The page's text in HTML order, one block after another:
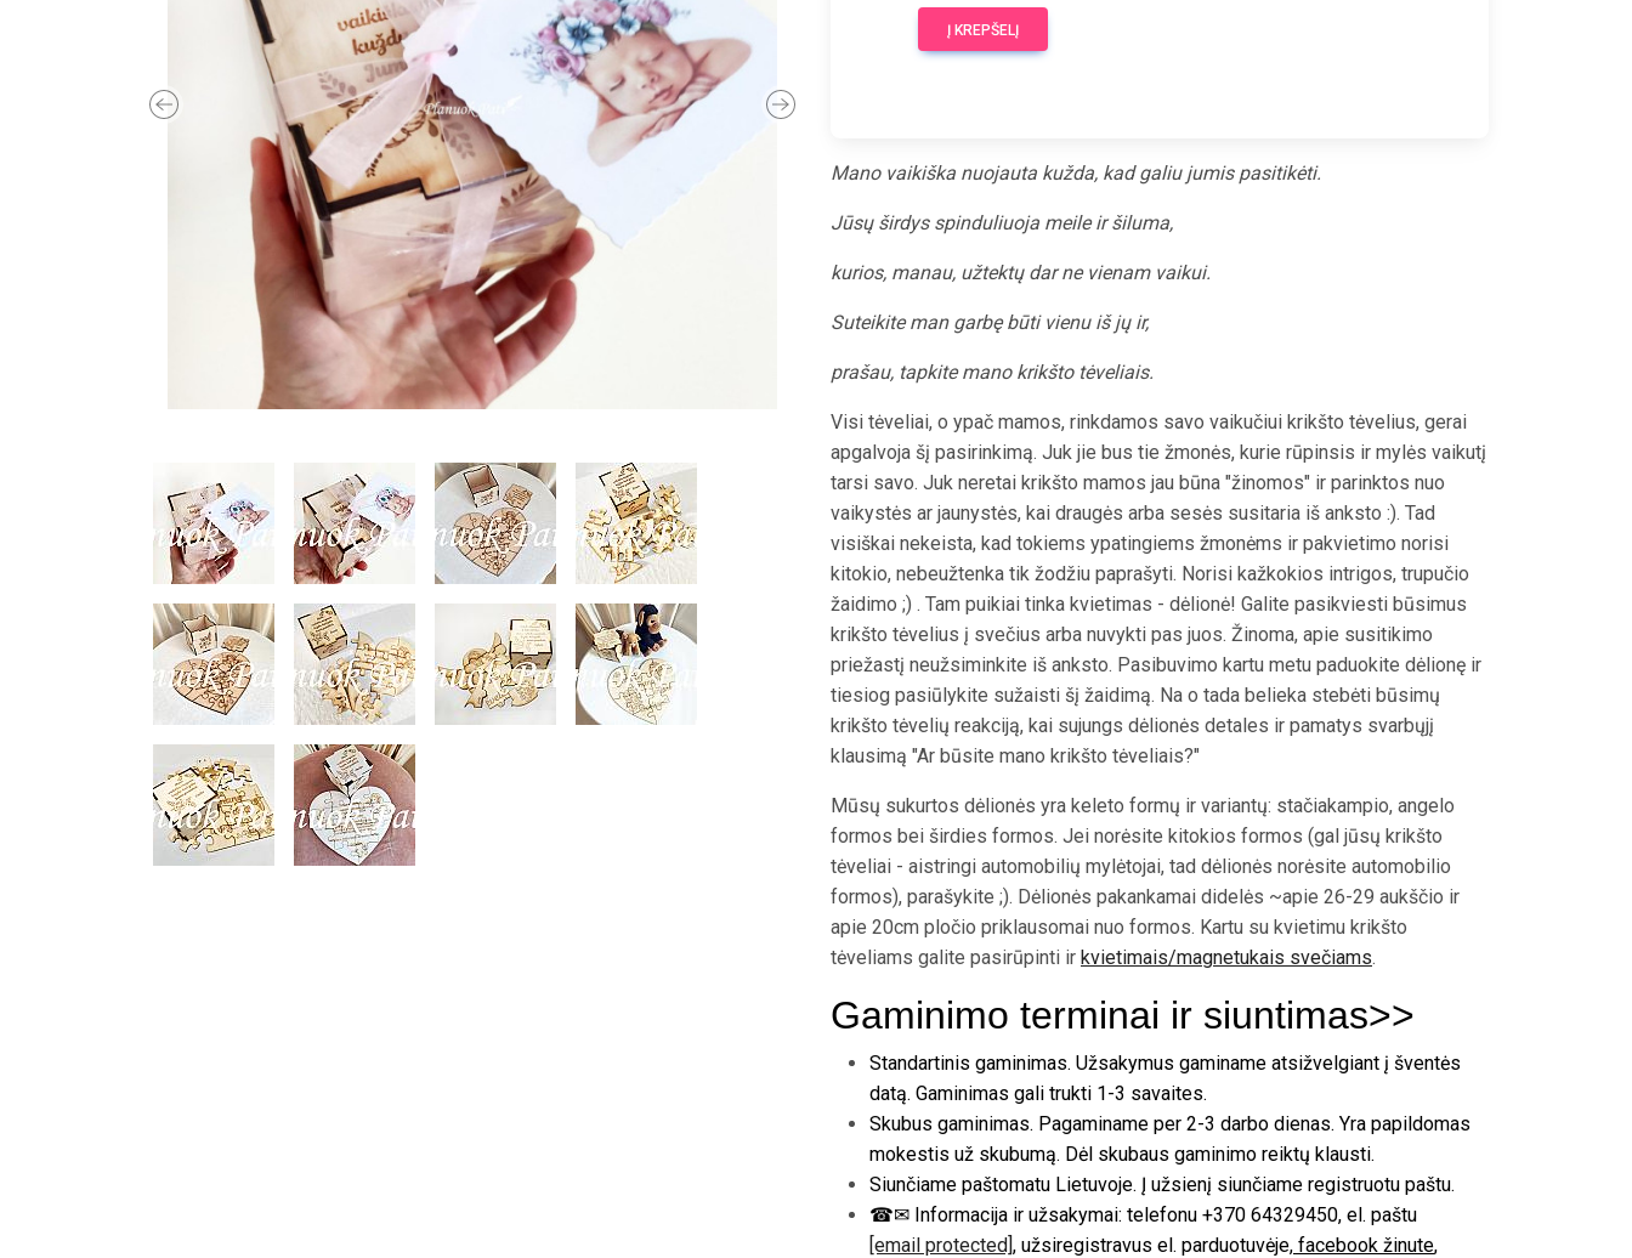
Previous Next
Į KREPŠELĮ
Mano vaikiška nuojauta kužda, kad galiu jumis pasitikėti.
Jūsų širdys spinduliuoja meile ir šiluma,
kurios, manau, užtektų dar ne vienam vaikui.
Suteikite man garbę būti vienu iš jų ir,
prašau, tapkite mano krikšto tėveliais.
Visi tėveliai, o ypač mamos, rinkdamos savo vaikučiui krikšto tėvelius, gerai
apgalvoja šį pasirinkimą. Juk jie bus tie žmonės, kurie rūpinsis ir mylės vaikutį
tarsi savo. Juk neretai krikšto mamos jau būna "žinomos" ir parinktos nuo
vaikystės ar jaunystės, kai draugės arba sesės susitaria iš anksto :). Tad
visiškai nekeista, kad tokiems ypatingiems žmonėms ir pakvietimo norisi
kitokio, nebeužtenka tik žodžiu paprašyti. Norisi kažkokios intrigos, trupučio
žaidimo ;) . Tam puikiai tinka kvietimas - dėlionė! Galite pasikviesti būsimus
krikšto tėvelius į svečius arba nuvykti pas juos. Žinoma, apie susitikimo
priežastį neužsiminkite iš anksto. Pasibuvimo kartu metu paduokite dėlionę ir
tiesiog pasiūlykite sužaisti šį žaidimą. Na o tada belieka stebėti būsimų
krikšto tėvelių reakciją, kai sujungs dėlionės detales ir pamatys svarbųjį
klausimą "Ar būsite mano krikšto tėveliais?"
Mūsų sukurtos dėlionės yra keleto formų ir variantų: stačiakampio, angelo
formos bei širdies formos. Jei norėsite kitokios formos (gal jūsų krikšto
tėveliai - aistringi automobilių mylėtojai, tad dėlionės norėsite automobilio
formos), parašykite ;). Dėlionės pakankamai didelės ~apie 26-29 aukščio ir
apie 20cm pločio priklausomai nuo formos. Kartu su kvietimu krikšto
tėveliams galite pasirūpinti ir kvietimais/magnetukais svečiams.
Gaminimo terminai ir siuntimas>>
Standartinis gaminimas. Užsakymus gaminame atsižvelgiant į šventės
datą. Gaminimas gali trukti 1-3 savaites.
Skubus gaminimas. Pagaminame per 2-3 darbo dienas. Yra papildomas
mokestis už skubumą. Dėl skubaus gaminimo reiktų klausti.
Siunčiame paštomatu Lietuvoje. Į užsienį siunčiame registruotu paštu.
☎✉ Informacija ir užsakymai: telefonu +370 64329450, el. paštu
[email protected], užsiregistravus el. parduotuvėje, facebook žinute,